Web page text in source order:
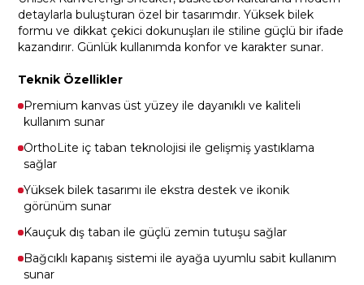
detaylarla buluşturan özel bir tasarımdır. Yüksek bilek
formu ve dikkat çekici dokunuşları ile stiline güçlü bir ifade
kazandırır. Günlük kullanımda konfor ve karakter sunar.
Teknik Özellikler
Premium kanvas üst yüzey ile dayanıklı ve kaliteli
kullanım sunar
OrthoLite iç taban teknolojisi ile gelişmiş yastıklama
sağlar
Yüksek bilek tasarımı ile ekstra destek ve ikonik
görünüm sunar
Kauçuk dış taban ile güçlü zemin tutuşu sağlar
Bağcıklı kapanış sistemi ile ayağa uyumlu sabit kullanım
sunar